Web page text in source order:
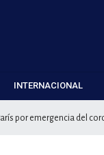
INTERNACIONAL
por emergencia del